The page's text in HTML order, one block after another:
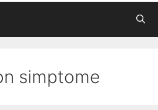
simptome